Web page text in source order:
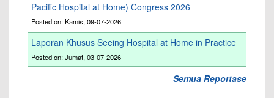
Pacific Hospital at Home) Congress 2026
Posted on: Kamis, 09-07-2026
Laporan Khusus Seeing Hospital at Home in Practice
Posted on: Jumat, 03-07-2026
Semua Reportase